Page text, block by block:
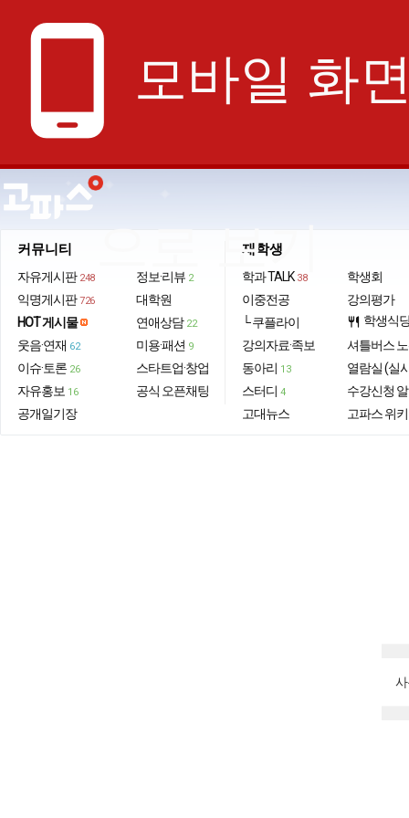
phone_android 모바일 화
으로 보기
커뮤니티
자유게시판 248
익명게시판 726
HOT 게시물
웃음·연재 62
이슈·토론 26
자유홍보 16
공개일기장
정보·리뷰 2
대학원
연애상담 22
미용·패션 9
스타트업·창업
공식 오픈채팅
재학생
학과 TALK 38
이중전공
└ 쿠플라이
강의자료·족보
동아리 13
스터디 4
고대뉴스
학생회
강의평가
restaurant 학생식
셔틀버스
열람실 (실
수강신청
고파스 위키